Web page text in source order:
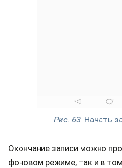
Рис. 63. Начать
Окончание записи можно
фоновом режиме, так и в